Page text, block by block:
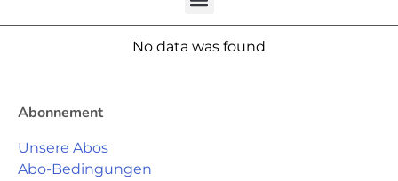
No data was found
Abonnement
Unsere Abos
Abo-Bedingungen